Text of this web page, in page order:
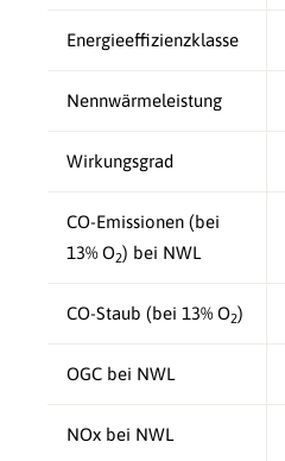
Energieeffizienzklasse
Nennwärmeleistung
Wirkungsgrad
CO-Emissionen (bei
13% O2) bei NWL
CO-Staub (bei 13% O2)
OGC bei NWL
NOx bei NWL